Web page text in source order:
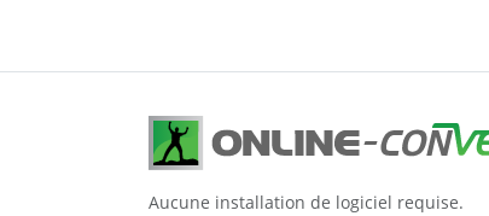
Aucune installation de logiciel requise.